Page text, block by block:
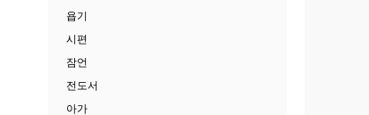
욥기
시편
잠언
전도서
아가